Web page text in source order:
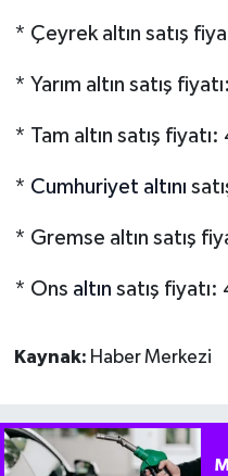
* Çeyrek altın satış
* Yarım altın satış
* Tam altın satış
* Cumhuriyet altını
* Gremse altın satış
* Ons altın satış
Kaynak: Haber Merkezi